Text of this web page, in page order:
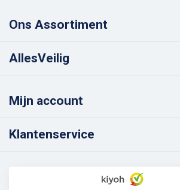
Ons Assortiment
AllesVeilig
Mijn account
Klantenservice